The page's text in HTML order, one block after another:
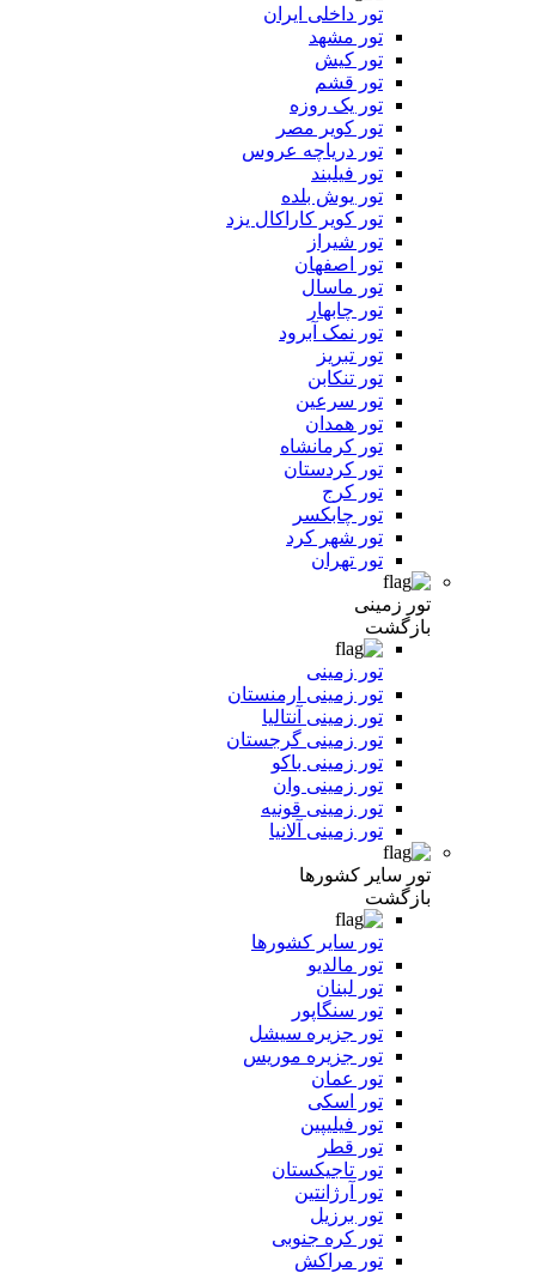
تور داخلی ایران
تور مشهد
تور کیش
تور قشم
تور یک روزه
تور کویر مصر
تور دریاچه عروس
تور فیلبند
تور یوش بلده
تور کویر کاراکال یزد
تور شیراز
تور اصفهان
تور ماسال
تور چابهار
تور نمک آبرود
تور تبریز
تور تنکابن
تور سرعین
تور همدان
تور کرمانشاه
تور کردستان
تور کرج
تور چابکسر
تور شهر کرد
تور تهران
تور زمینی
بازگشت
تور زمینی
تور زمینی ارمنستان
تور زمینی آنتالیا
تور زمینی گرجستان
تور زمینی باکو
تور زمینی وان
تور زمینی قونیه
تور زمینی آلانیا
تور سایر کشورها
بازگشت
تور سایر کشورها
تور مالدیو
تور لبنان
تور سنگاپور
تور جزیره سیشل
تور جزیره موریس
تور عمان
تور اسکی
تور فیلیپین
تور قطر
تور تاجیکستان
تور آرژانتین
تور برزیل
تور کره جنوبی
تور مراکش